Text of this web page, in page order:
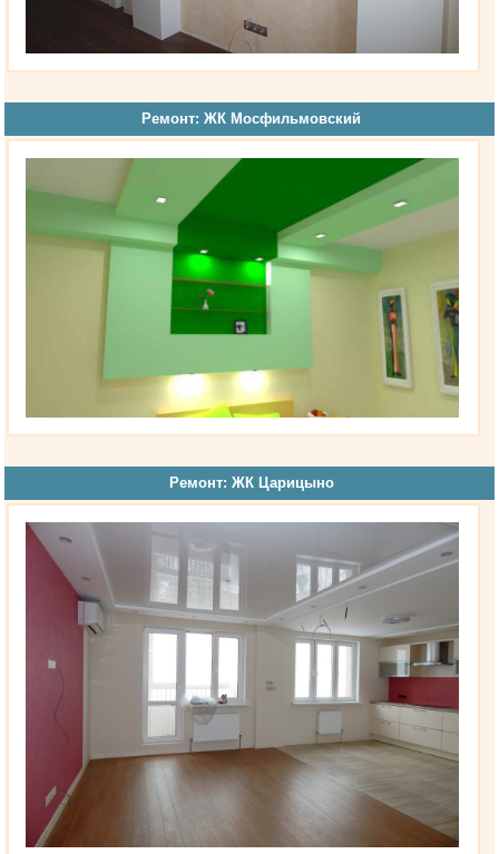
Ремонт: ЖК Мосфильмовский
Ремонт: ЖК Царицыно